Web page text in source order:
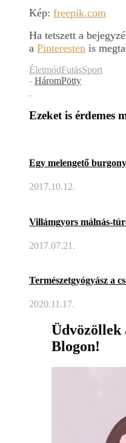
Kép: freepik.com
Ha tetszett a
a Pinteresten is
ÉletmódFutásSport
- HáromPötty
Ezeket is érdemes
Egy melengető
2017.10.12.
Villámgyors málnás-
2017.07.21.
Természetgyógyász a
2020.11.17.
Blogon!